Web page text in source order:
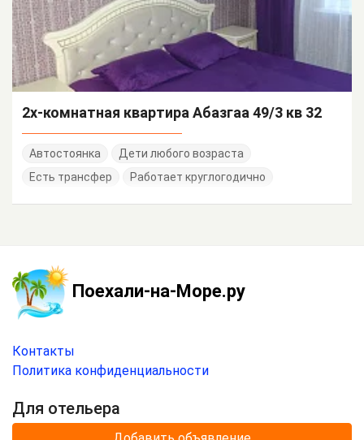
2х-комнатная квартира Абазгаа 49/3 кв 32
Автостоянка
Дети любого возраста
Есть трансфер
Работает круглогодично
Поехали-на-Море.ру
Контакты
Политика конфиденциальности
Для отельера